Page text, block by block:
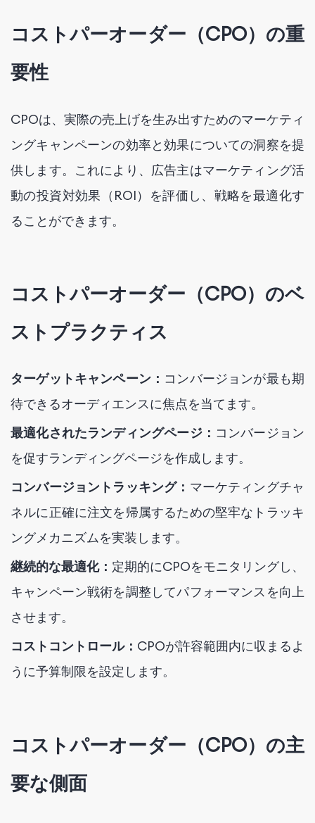
コストパーオーダー（CPO）の重
要性
CPOは、実際の売上げを生み出すためのマーケティ
ングキャンペーンの効率と効果についての洞察を提
供します。これにより、広告主はマーケティング活
動の投資対効果（ROI）を評価し、戦略を最適化す
ることができます。
コストパーオーダー（CPO）のベ
ストプラクティス
ターゲットキャンペーン： コンバージョンが最も期
待できるオーディエンスに焦点を当てます。
最適化されたランディングページ： コンバージョン
を促すランディングページを作成します。
コンバージョントラッキング： マーケティングチャ
ネルに正確に注文を帰属するための堅牢なトラッキ
ングメカニズムを実装します。
継続的な最適化： 定期的にCPOをモニタリングし、
キャンペーン戦術を調整してパフォーマンスを向上
させます。
コストコントロール： CPOが許容範囲内に収まるよ
うに予算制限を設定します。
コストパーオーダー（CPO）の主
要な側面